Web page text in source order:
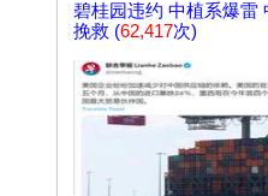
碧桂园违约 中植系爆雷
挽救 (62,417次)